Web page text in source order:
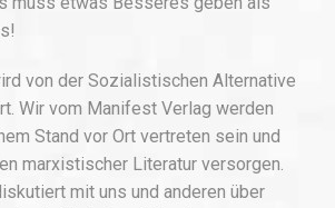
von der Sozialistischen Alternative
Wir vom Manifest Verlag werden
Stand vor Ort vertreten sein und
marxistischer Literatur versorgen.
mit uns und anderen über